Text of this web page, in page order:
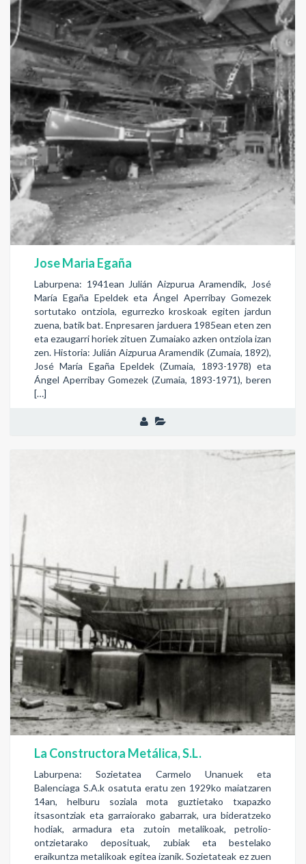
Jose Maria Egaña
Laburpena: 1941ean Julián Aizpurua Aramendik, José
María Egaña Epeldek eta Ángel Aperribay Gomezek
sortutako ontziola, egurrezko kroskoak egiten jardun
zuena, batik bat. Enpresaren jarduera 1985ean eten zen
eta ezaugarri horiek zituen Zumaiako azken ontziola izan
zen. Historia: Julián Aizpurua Aramendik (Zumaia, 1892),
José María Egaña Epeldek (Zumaia, 1893-1978) eta
Ángel Aperribay Gomezek (Zumaia, 1893-1971), beren
[…]
La Constructora Metálica, S.L.
Laburpena: Sozietatea Carmelo Unanuek eta
Balenciaga S.A.k osatuta eratu zen 1929ko maiatzaren
14an, helburu soziala mota guztietako txapazko
itsasontziak eta garraiorako gabarrak, ura bideratzeko
hodiak, armadura eta zutoin metalikoak, petrolio-
ontzietarako deposituak, zubiak eta bestelako
eraikuntza metalikoak egitea izanik. Sozietateak ez zuen